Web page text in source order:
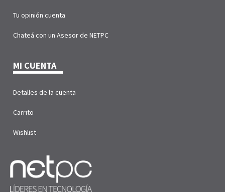
Tu opinión cuenta
Chateá con un Asesor de NETPC
MI CUENTA
Detalles de la cuenta
Carrito
Wishlist